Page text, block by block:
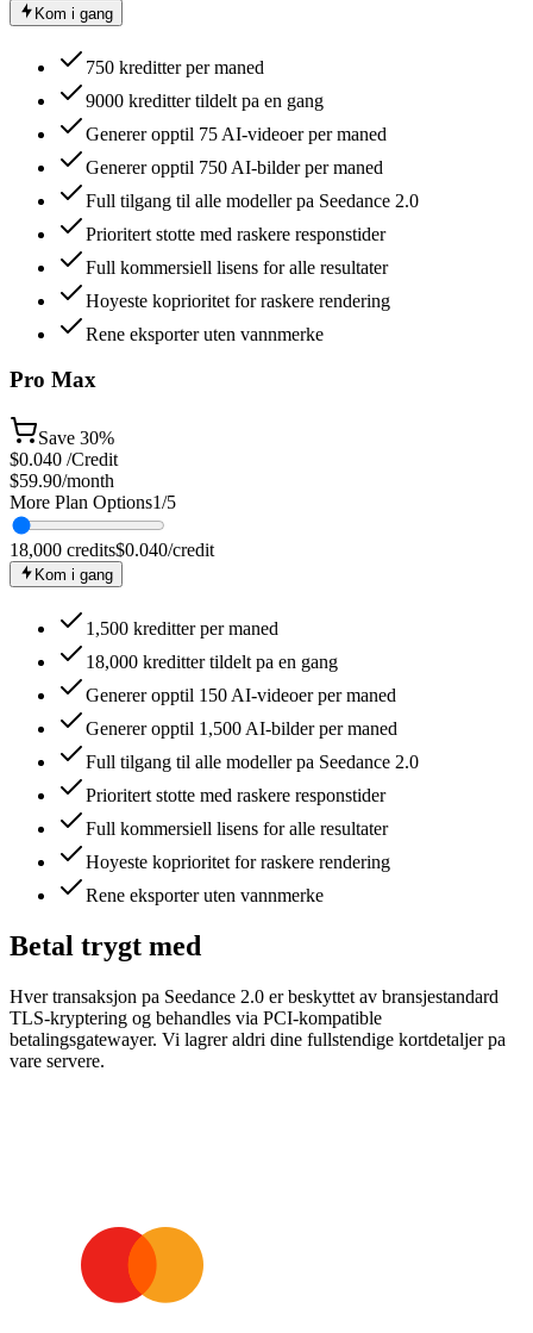
Kom i gang
750 kreditter per maned
9000 kreditter tildelt pa en gang
Generer opptil 75 AI-videoer per maned
Generer opptil 750 AI-bilder per maned
Full tilgang til alle modeller pa Seedance 2.0
Prioritert stotte med raskere responstider
Full kommersiell lisens for alle resultater
Hoyeste koprioritet for raskere rendering
Rene eksporter uten vannmerke
Pro Max
Save 30%
$0.040 /Credit
$59.90/month
More Plan Options1/5
18,000 credits$0.040/credit
Kom i gang
1,500 kreditter per maned
18,000 kreditter tildelt pa en gang
Generer opptil 150 AI-videoer per maned
Generer opptil 1,500 AI-bilder per maned
Full tilgang til alle modeller pa Seedance 2.0
Prioritert stotte med raskere responstider
Full kommersiell lisens for alle resultater
Hoyeste koprioritet for raskere rendering
Rene eksporter uten vannmerke
Betal trygt med
Hver transaksjon pa Seedance 2.0 er beskyttet av bransjestandard
TLS-kryptering og behandles via PCI-kompatible
betalingsgatewayer. Vi lagrer aldri dine fullstendige kortdetaljer pa
vare servere.